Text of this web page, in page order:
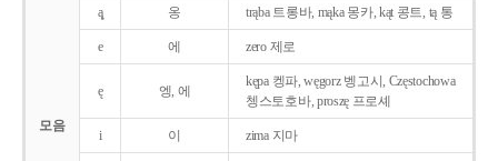
모음
ą̨ 옹 trąba 트롱바, mąka 몽카, kąt 콩트, tą 통
e 에 zero 제로
ę 엥, 에
kępa 켕파, węgorz 벵고시, Częstochowa
쳉스토호바, proszę 프로셰
i 이 zima 지마